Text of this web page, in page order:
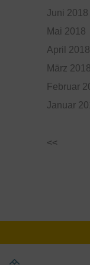
Juni 2018
Mai 2018
April 2018
März 2018
Februar
Januar
<<